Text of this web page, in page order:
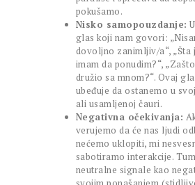
pokušamo.
Nisko samopouzdanje:
glas koji nam govori:
dovoljno zanimljiv/a“, „Šta
imam da ponudim?“,
družio sa mnom?“. Ovaj
ubeđuje da ostanemo u
ali usamljenoj čauri.
Negativna očekivanja:
verujemo da će nas ljudi
nećemo uklopiti, mi
sabotiramo interakcije.
neutralne signale kao